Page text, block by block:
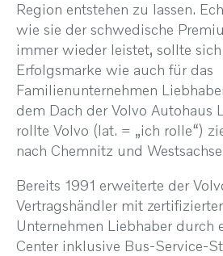
Region entstehen zu lassen.
wie sie der schwedische
immer wieder leistet, sollte
Erfolgsmarke wie auch für das
Familienunternehmen
dem Dach der Volvo Autohaus
rollte Volvo (lat. = „ich rolle“)
nach Chemnitz und
Bereits 1991 erweiterte der
Vertragshändler mit
Unternehmen Liebhaber durch
Center inklusive Bus-Service-